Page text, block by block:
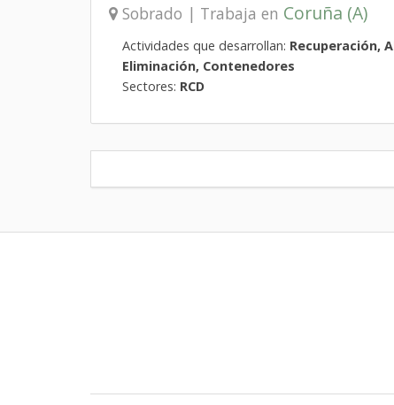
Sobrado | Trabaja en Coruña (A)
Actividades que desarrollan: Recuperación,
Eliminación, Contenedores
Sectores: RCD